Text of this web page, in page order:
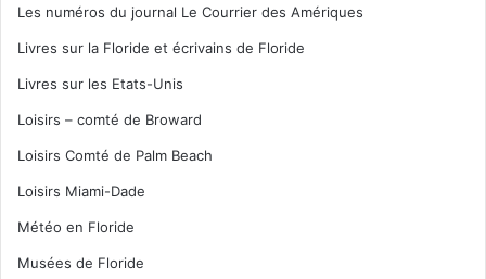
Les numéros du journal Le Courrier des Amériques
Livres sur la Floride et écrivains de Floride
Livres sur les Etats-Unis
Loisirs – comté de Broward
Loisirs Comté de Palm Beach
Loisirs Miami-Dade
Météo en Floride
Musées de Floride